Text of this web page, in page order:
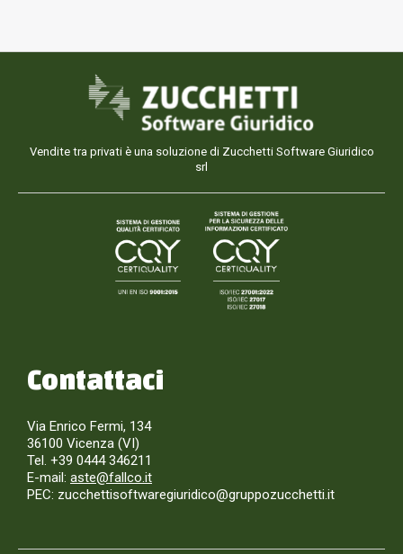
Vendite tra privati è una soluzione di Zucchetti Software Giuridico
srl
Contattaci
Via Enrico Fermi, 134
36100 Vicenza (VI)
Tel. +39 0444 346211
E-mail: aste@fallco.it
PEC: zucchettisoftwaregiuridico@gruppozucchetti.it